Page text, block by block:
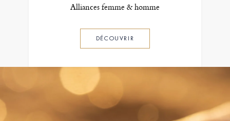
Alliances femme & homme
DÉCOUVRIR